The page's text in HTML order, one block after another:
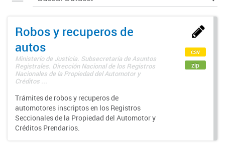
Robos y recuperos de
autos
Ministerio de Justicia. Subsecretaría de Asuntos
Registrales. Dirección Nacional de los Registros
Nacionales de la Propiedad del Automotor y
Créditos ...
Trámites de robos y recuperos de
automotores inscriptos en los Registros
Seccionales de la Propiedad del Automotor y
Créditos Prendarios.
csv
zip